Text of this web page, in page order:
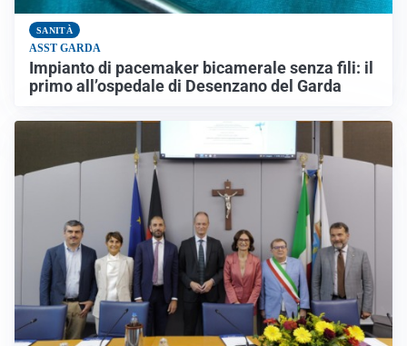
SANITÀ
ASST GARDA
Impianto di pacemaker bicamerale senza fili: il
primo all’ospedale di Desenzano del Garda